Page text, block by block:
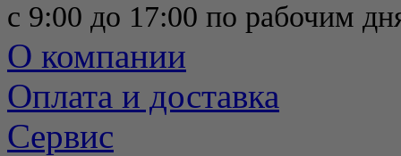
с 9:00 до 17:00 по рабочим
О компании
Оплата и доставка
Сервис